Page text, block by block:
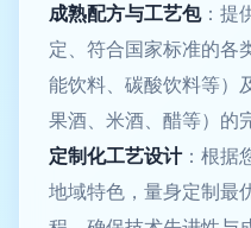
成熟配方与工艺包：提
定、符合国家标准的各
能饮料、碳酸饮料等）
果酒、米酒、醋等）的
定制化工艺设计：根据
地域特色，量身定制最